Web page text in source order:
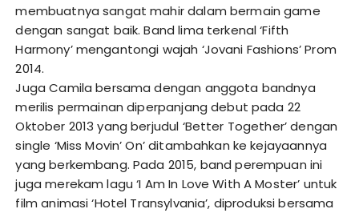
membuatnya sangat mahir dalam bermain game
dengan sangat baik. Band lima terkenal ‘Fifth
Harmony’ mengantongi wajah ‘Jovani Fashions’ Prom
2014.
Juga Camila bersama dengan anggota bandnya
merilis permainan diperpanjang debut pada 22
Oktober 2013 yang berjudul ‘Better Together’ dengan
single ‘Miss Movin’ On’ ditambahkan ke kejayaannya
yang berkembang. Pada 2015, band perempuan ini
juga merekam lagu ‘I Am In Love With A Moster’ untuk
film animasi ‘Hotel Transylvania’, diproduksi bersama